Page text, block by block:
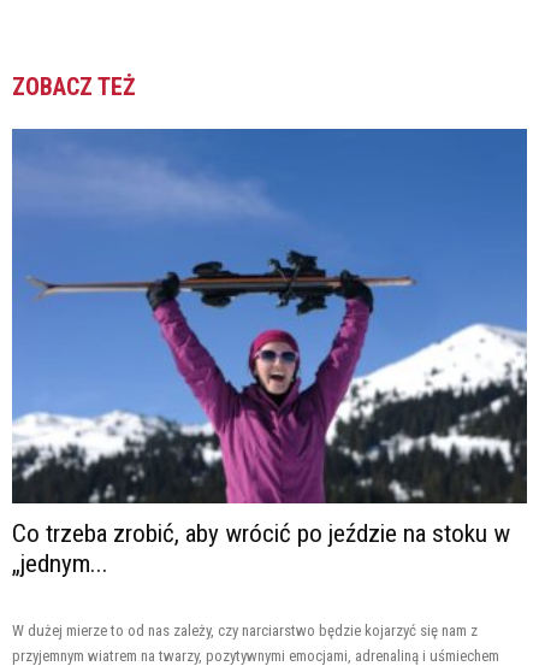
ZOBACZ TEŻ
Co trzeba zrobić, aby wrócić po jeździe na stoku w
„jednym...
W dużej mierze to od nas zależy, czy narciarstwo będzie kojarzyć się nam z
przyjemnym wiatrem na twarzy, pozytywnymi emocjami, adrenaliną i uśmiechem